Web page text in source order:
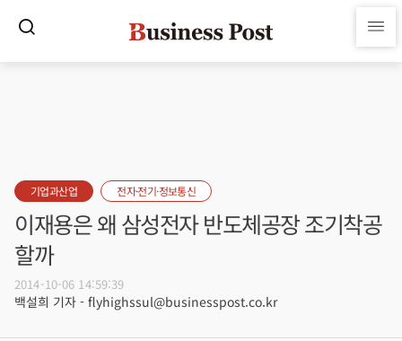
기업과산업 전자·전기·정보통신
이재용은 왜 삼성전자 반도체공장 조기착공
할까
2014-10-06 14:59:39
백설희 기자 - flyhighssul@businesspost.co.kr